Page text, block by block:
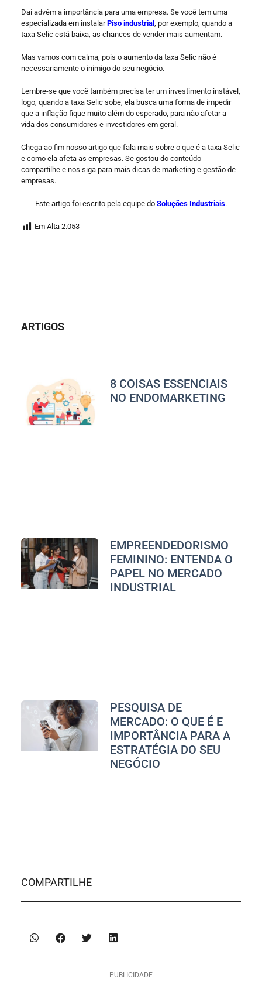
Daí advém a importância para uma empresa. Se você tem uma
especializada em instalarPiso industrial , por exemplo, quando a
taxa Selic está baixa, as chances de vender mais aumentam.
Mas vamos com calma, pois o aumento da taxa Selic não é
necessariamente o inimigo do seu negócio.
Lembre-se que você também precisa ter um investimento instável,
logo, quando a taxa Selic sobe, ela busca uma forma de impedir
que a inflação fique muito além do esperado, para não afetar a
vida dos consumidores e investidores em geral.
Chega ao fim nosso artigo que fala mais sobre o que é a taxa Selic
e como ela afeta as empresas. Se gostou do conteúdo
compartilhe e nos siga para mais dicas de marketing e gestão de
empresas.
Este artigo foi escrito pela equipe do Soluções Industriais.
Em Alta 2.053
ARTIGOS
8 COISAS ESSENCIAIS
NO ENDOMARKETING
EMPREENDEDORISMO
FEMININO: ENTENDA O
PAPEL NO MERCADO
INDUSTRIAL
PESQUISA DE
MERCADO: O QUE É E
IMPORTÂNCIA PARA A
ESTRATÉGIA DO SEU
NEGÓCIO
COMPARTILHE
PUBLICIDADE